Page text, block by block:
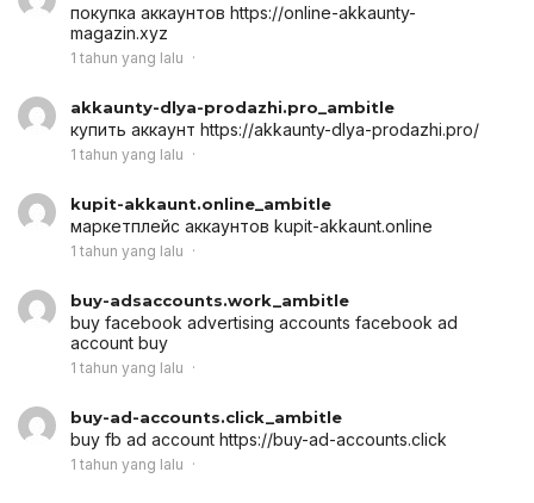
покупка аккаунтов https://online-akkaunty-
magazin.xyz
1 tahun yang lalu
akkaunty-dlya-prodazhi.pro_ambitle
купить аккаунт https://akkaunty-dlya-prodazhi.pro/
1 tahun yang lalu
kupit-akkaunt.online_ambitle
маркетплейс аккаунтов kupit-akkaunt.online
1 tahun yang lalu
buy-adsaccounts.work_ambitle
buy facebook advertising accounts facebook ad
account buy
1 tahun yang lalu
buy-ad-accounts.click_ambitle
buy fb ad account https://buy-ad-accounts.click
1 tahun yang lalu